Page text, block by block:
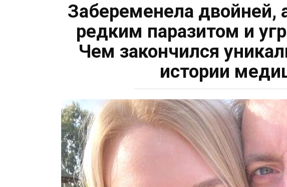
Забеременела двойней,
редким паразитом и
Чем закончился
истории